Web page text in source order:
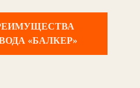
«БАЛКЕР»